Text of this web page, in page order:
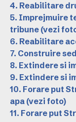
4. Reabilitare
5. Imprejmuire
tribune (vezi
6. Reabilitare
7. Construire
8. Extindere si
9. Extindere si
10. Forare put
apa (vezi foto)
11. Forare put